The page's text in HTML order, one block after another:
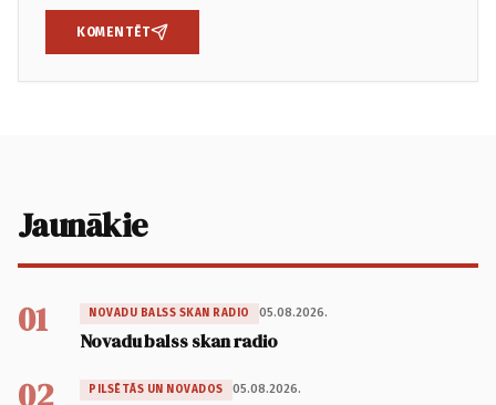
KOMENTĒT
Jaunākie
01 NOVADU BALSS SKAN RADIO 05.08.2026.
Novadu balss skan radio
02 PILSĒTĀS UN NOVADOS 05.08.2026.